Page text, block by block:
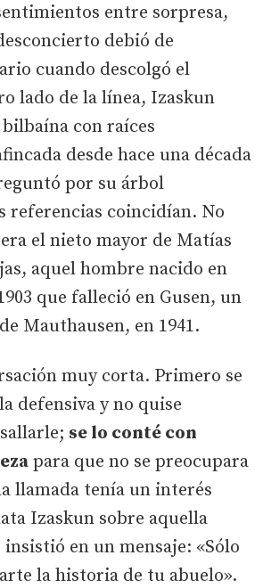
entre sorpresa,
debió de
cuando descolgó el
lado de la línea, Izaskun
con raíces
desde hace una década
por su árbol
referencias coincidían. No
el nieto mayor de Matías
aquel hombre nacido en
que falleció en Gusen, un
Mauthausen, en 1941.
muy corta. Primero se
defensiva y no quise
se lo conté con
para que no se preocupara
llamada tenía un interés
Izaskun sobre aquella
en un mensaje: «Sólo
la historia de tu abuelo».